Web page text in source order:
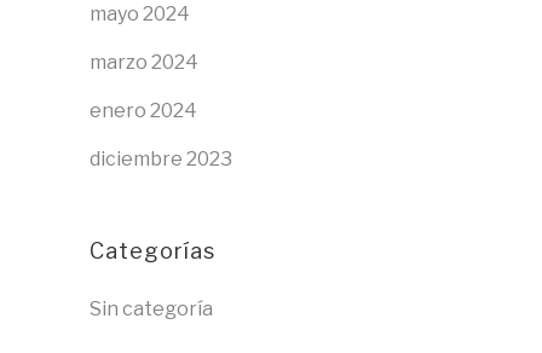
mayo 2024
marzo 2024
enero 2024
diciembre 2023
Categorías
Sin categoría